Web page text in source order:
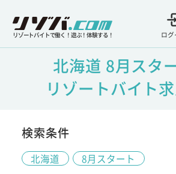
リゾートバイトで働く！遊ぶ！体験する！ ログ
北海道 8月スタ
リゾートバイト
検索条件
北海道 8月スタート